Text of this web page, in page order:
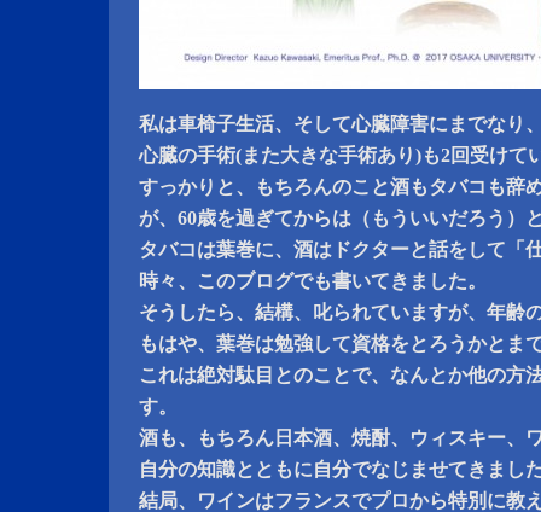
私は車椅子生活、そして心臓障害にまでなり
心臓の手術(また大きな手術あり)も2回受けて
すっかりと、もちろんのこと酒もタバコも辞
が、60歳を過ぎてからは（もういいだろう）
タバコは葉巻に、酒はドクターと話をして「
時々、このブログでも書いてきました。
そうしたら、結構、叱られていますが、年齢
もはや、葉巻は勉強して資格をとろうかとま
これは絶対駄目とのことで、なんとか他の方
す。
酒も、もちろん日本酒、焼酎、ウィスキー、
自分の知識とともに自分でなじませてきまし
結局、ワインはフランスでプロから特別に教